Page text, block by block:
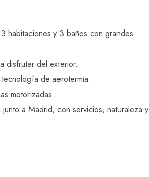
habitaciones y 3 baños con grandes
disfrutar del exterior.
de aerotermia.
motorizadas…
a Madrid, con servicios, naturaleza y